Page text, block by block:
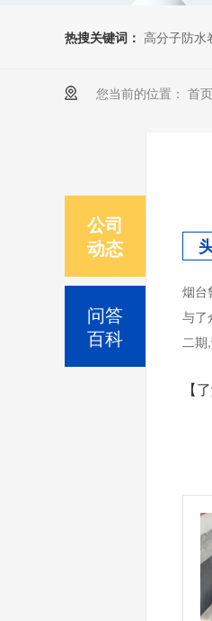
热搜关键词： 高分子防水
您当前的位置： 首页
烟台
与了
二期
【
公司
动态
问答
百科